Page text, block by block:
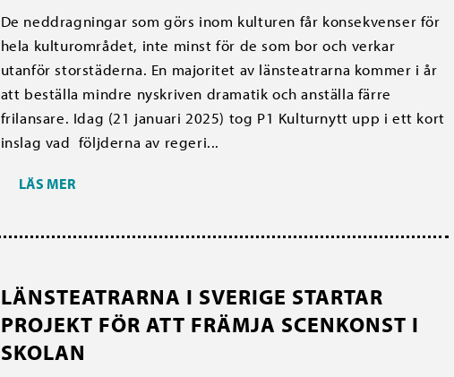
De neddragningar som görs inom kulturen får konsekvenser för
hela kulturområdet, inte minst för de som bor och verkar
utanför storstäderna. En majoritet av länsteatrarna kommer i år
att beställa mindre nyskriven dramatik och anställa färre
frilansare. Idag (21 januari 2025) tog P1 Kulturnytt upp i ett kort
inslag vad följderna av regeri...
LÄS MER
LÄNSTEATRARNA I SVERIGE STARTAR
PROJEKT FÖR ATT FRÄMJA SCENKONST I
SKOLAN